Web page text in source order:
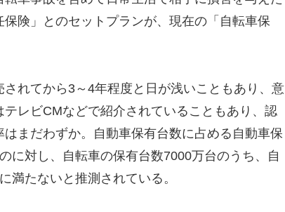
険」とのセットプランが、現在の「自転車保
れてから3～4年程度と日が浅いこともあり、意
レビCMなどで紹介されていることもあり、認
まだわずか。自動車保有台数に占める自動車保
に対し、自転車の保有台数7000万台のうち、自
満たないと推測されている。